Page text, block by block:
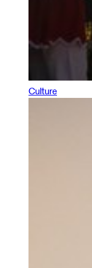
Culture